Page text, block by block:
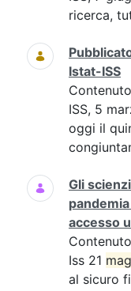
ricerca,
Istat-ISS
ISS, 5
oggi il
Gli
accesso
Iss 21
al sicuro